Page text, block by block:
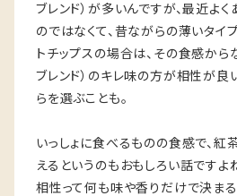
ブレンド）が多いんですが、最近よ
のではなくて、昔ながらの薄いタイ
トチップスの場合は、その食感から
ブレンド）のキレ味の方が相性が良
らを選ぶことも。
いっしょに食べるものの食感で、
えるというのもおもしろい話ですよ
相性って何も味や香りだけで決まる